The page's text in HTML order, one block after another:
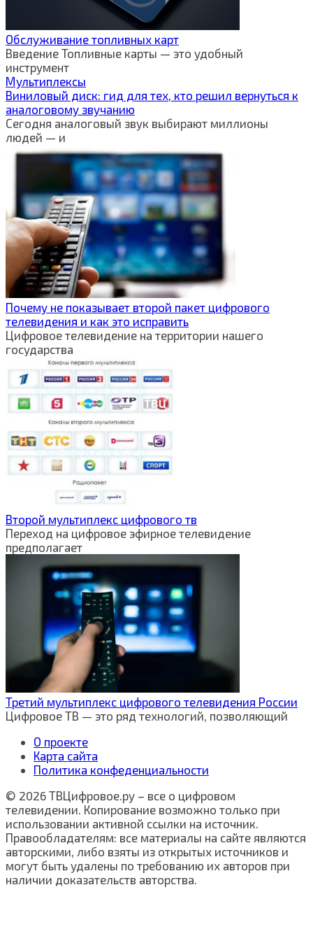
Обслуживание топливных карт
Введение Топливные карты — это удобный
инструмент
Мультиплексы
Виниловый диск: гид для тех, кто решил вернуться к
аналоговому звучанию
Сегодня аналоговый звук выбирают миллионы
людей — и
Почему не показывает второй пакет цифрового
телевидения и как это исправить
Цифровое телевидение на территории нашего
государства
Второй мультиплекс цифрового тв
Переход на цифровое эфирное телевидение
предполагает
Третий мультиплекс цифрового телевидения России
Цифровое ТВ — это ряд технологий, позволяющий
О проекте
Карта сайта
Политика конфеденциальности
© 2026 ТВЦифровое.ру – все о цифровом
телевидении. Копирование возможно только при
использовании активной ссылки на источник.
Правообладателям: все материалы на сайте являются
авторскими, либо взяты из открытых источников и
могут быть удалены по требованию их авторов при
наличии доказательств авторства.